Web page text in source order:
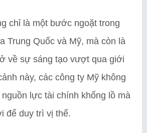
chỉ là một bước ngoặt trong
Trung Quốc và Mỹ, mà còn là
về sự sáng tạo vượt qua giới
này, các công ty Mỹ không
lực tài chính khổng lồ mà
để duy trì vị thế.